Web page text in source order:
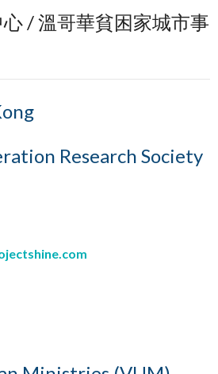
/ 溫哥華貧困家城市事
Research Society